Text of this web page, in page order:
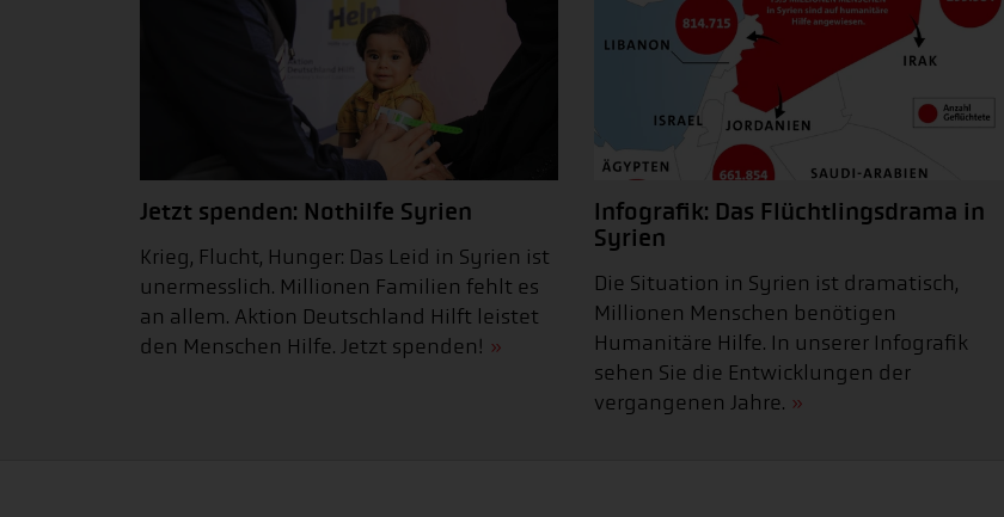
Jetzt spenden: Nothilfe Syrien
Krieg, Flucht, Hunger: Das Leid in Syrien ist
unermesslich. Millionen Familien fehlt es
an allem. Aktion Deutschland Hilft leistet
den Menschen Hilfe. Jetzt spenden!
Infografik: Das Flüchtlingsdrama in
Syrien
Die Situation in Syrien ist dramatisch,
Millionen Menschen benötigen
Humanitäre Hilfe. In unserer Infografik
sehen Sie die Entwicklungen der
vergangenen Jahre.